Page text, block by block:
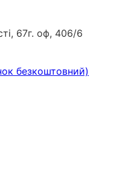
67г. оф, 406/6
безкоштовний)